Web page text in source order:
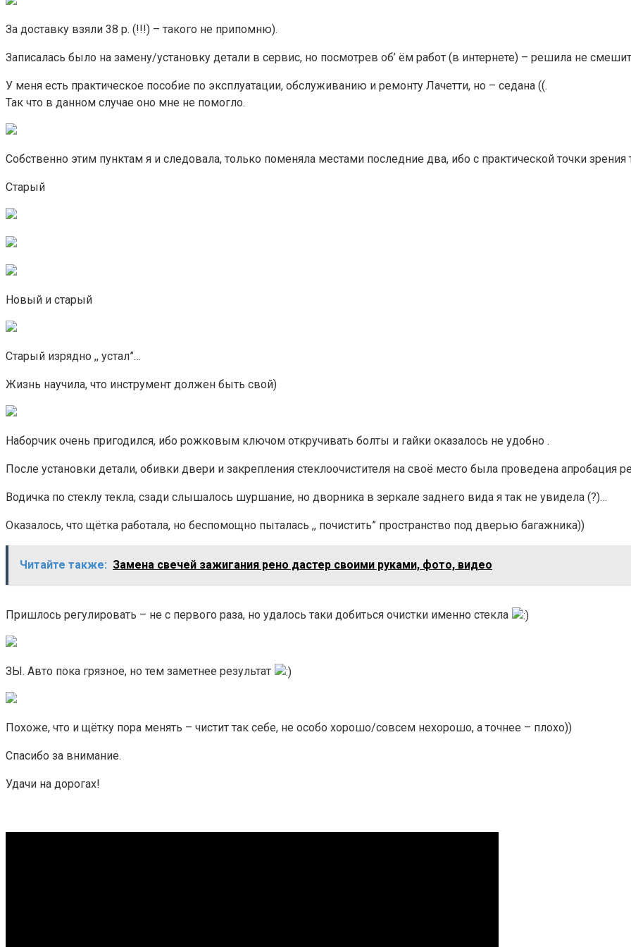
За доставку взяли 38 р. (!!!) – такого не припомню).
Записалась было на замену/установку детали в сервис, но посмотрев об’ ём работ (в интернете) – решила не
У меня есть практическое пособие по эксплуатации, обслуживанию и ремонту Лачетти, но – седана ((.
Так что в данном случае оно мне не помогло.
Собственно этим пунктам я и следовала, только поменяла местами последние два, ибо с практической точки зрения
Старый
Новый и старый
Старый изрядно ,, устал”…
Жизнь научила, что инструмент должен быть свой)
Наборчик очень пригодился, ибо рожковым ключом откручивать болты и гайки оказалось не удобно .
После установки детали, обивки двери и закрепления стеклоочистителя на своё место была проведена апробация
Водичка по стеклу текла, сзади слышалось шуршание, но дворника в зеркале заднего вида я так не увидела (?)…
Оказалось, что щётка работала, но беспомощно пыталась ,, почистить” пространство под дверью багажника))
Читайте также: Замена свечей зажигания рено дастер своими руками, фото, видео
Пришлось регулировать – не с первого раза, но удалось таки добиться очистки именно стекла
ЗЫ. Авто пока грязное, но тем заметнее результат
Похоже, что и щётку пора менять – чистит так себе, не особо хорошо/совсем нехорошо, а точнее – плохо))
Спасибо за внимание.
Удачи на дорогах!